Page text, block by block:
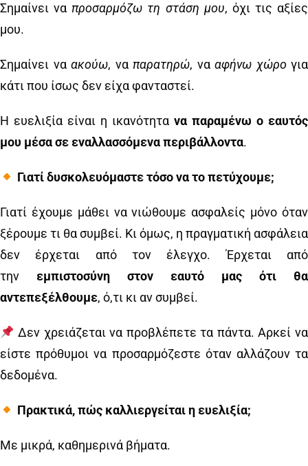
Σημαίνει να προσαρμόζω τη στάση μου, όχι τις αξίες
μου.
Σημαίνει να ακούω, να παρατηρώ, να αφήνω χώρογια
κάτι που ίσως δεν είχα φανταστεί.
Η ευελιξία είναι η ικανότητα να παραμένω ο εαυτός
μου μέσα σε εναλλασσόμενα περιβάλλοντα.
Γιατί δυσκολευόμαστε τόσο να το πετύχουμε;
Γιατί έχουμε μάθει να νιώθουμε ασφαλείς μόνο όταν
ξέρουμε τι θα συμβεί. Κι όμως, η πραγματική ασφάλεια
δεν έρχεται από τον έλεγχο. Έρχεται από
την εμπιστοσύνη στον εαυτό μας ότι θα
αντεπεξέλθουμε, ό,τι κι αν συμβεί.
Δεν χρειάζεται να προβλέπετε τα πάντα. Αρκεί να
είστε πρόθυμοι να προσαρμόζεστε όταν αλλάζουν τα
δεδομένα.
Πρακτικά, πώς καλλιεργείται η ευελιξία;
Με μικρά, καθημερινά βήματα.